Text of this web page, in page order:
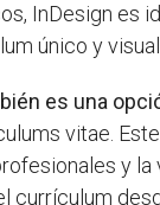
InDesign es
único y
es una
vitae.
y la
currículum